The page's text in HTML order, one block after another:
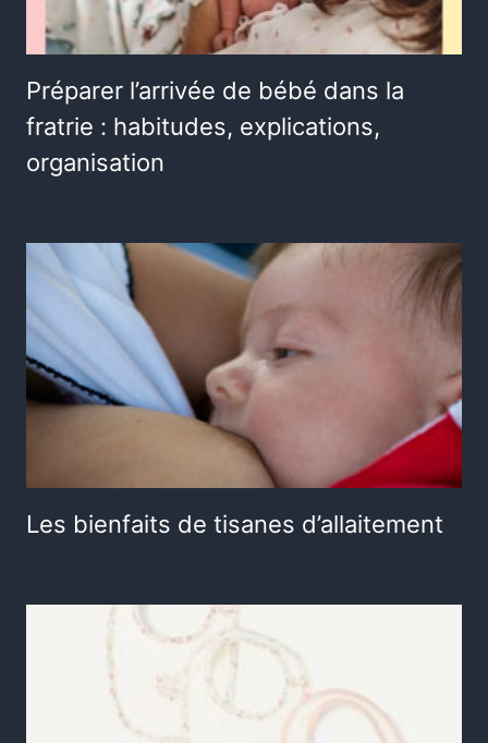
Préparer l’arrivée de bébé dans la
fratrie : habitudes, explications,
organisation
Les bienfaits de tisanes d’allaitement